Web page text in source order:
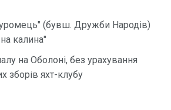
(бувш. Дружби Народів)
калина"
на Оболоні, без урахування
зборів яхт-клубу